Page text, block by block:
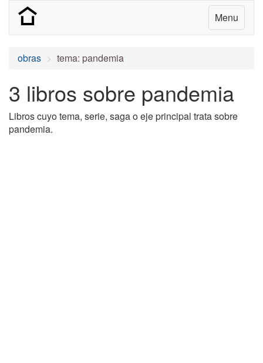
Menu
obras tema: pandemia
3 libros sobre pandemia
Libros cuyo tema, serie, saga o eje principal trata sobre
pandemia.